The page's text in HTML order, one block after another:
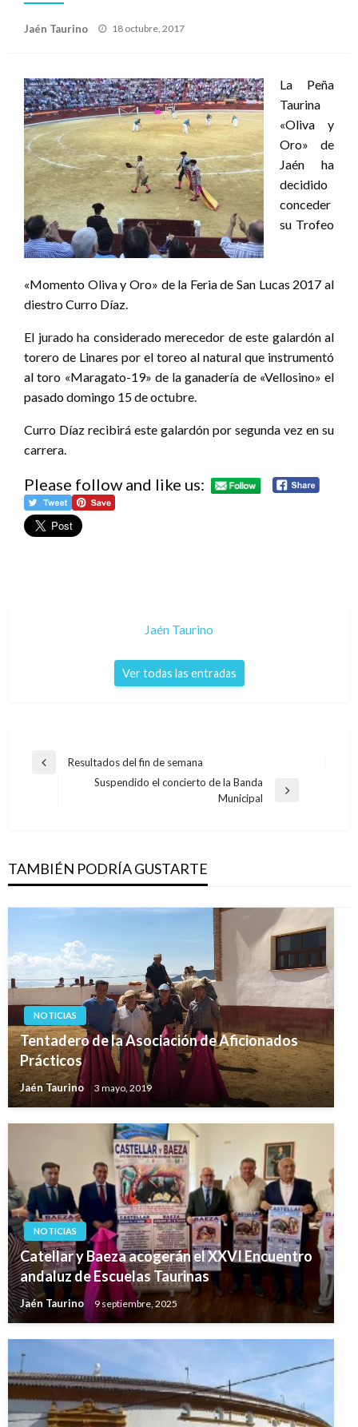
Jaén Taurino
Publicado
18 octubre, 2017
La Peña
Taurina
«Oliva y
Oro» de
Jaén ha
decidido
conceder
su Trofeo
«Momento Oliva y Oro» de la Feria de San Lucas 2017 al
diestro Curro Díaz.
El jurado ha considerado merecedor de este galardón al
torero de Linares por el toreo al natural que instrumentó
al toro «Maragato-19» de la ganadería de «Vellosino» el
pasado domingo 15 de octubre.
Curro Díaz recibirá este galardón por segunda vez en su
carrera.
Please follow and like us:
Jaén Taurino
Ver todas las entradas
Navegación
Entrada
Resultados del fin de semana
Suspendido el concierto de la Banda
Municipal
TAMBIÉN PODRÍA GUSTARTE
NOTICIAS
Tentadero de la Asociación de Aficionados
Prácticos
Jaén Taurino 3 mayo, 2019
NOTICIAS
Catellar y Baeza acogerán el XXVI Encuentro
andaluz de Escuelas Taurinas
Jaén Taurino 9 septiembre, 2025